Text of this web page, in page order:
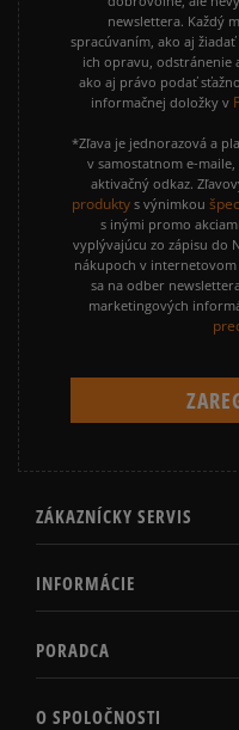
newslettera. Každý
spracúvaním, ako aj
ich opravu, odstránenie
ako aj právo podať
informačnej doložky v
*Zľava je jednorazová a
v samostatnom e-
aktivačný odkaz.
produkty s výnimkou
s inými promo
vyplývajúcu zo zápisu do
nákupoch v
sa na odber
marketingových
ZÁKAZNÍCKY SERVIS
INFORMÁCIE
PORADCA
O SPOLOČNOSTI